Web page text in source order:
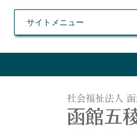
サイトメニュー